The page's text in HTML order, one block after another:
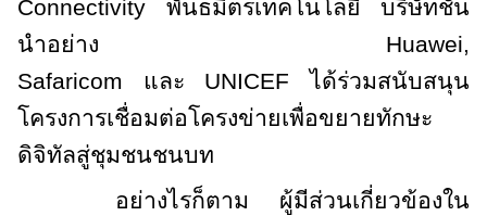
Connectivity พันธมิตรเทคโนโลยี บริษัทชั้น
นำอย่าง Huawei,
Safaricom และ UNICEFได้ร่วมสนับสนุน
โครงการเชื่อมต่อโครงข่ายเพื่อขยายทักษะ
ดิจิทัลสู่ชุมชนชนบท
อย่างไรก็ตาม ผู้มีส่วนเกี่ยวข้องใน